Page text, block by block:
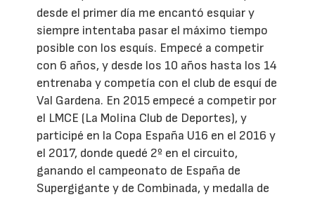
desde el primer día me encantó esquiar y
siempre intentaba pasar el máximo tiempo
posible con los esquís. Empecé a competir
con 6 años, y desde los 10 años hasta los 14
entrenaba y competía con el club de esquí de
Val Gardena. En 2015 empecé a competir por
el LMCE (La Molina Club de Deportes), y
participé en la Copa España U16 en el 2016 y
el 2017, donde quedé 2º en el circuito,
ganando el campeonato de España de
Supergigante y de Combinada, y medalla de